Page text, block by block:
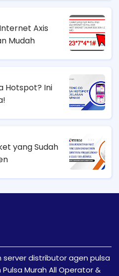
Axis
Mudah
Hotspot? Ini
yang Sudah
server distributor agen pulsa
Murah All Operator &